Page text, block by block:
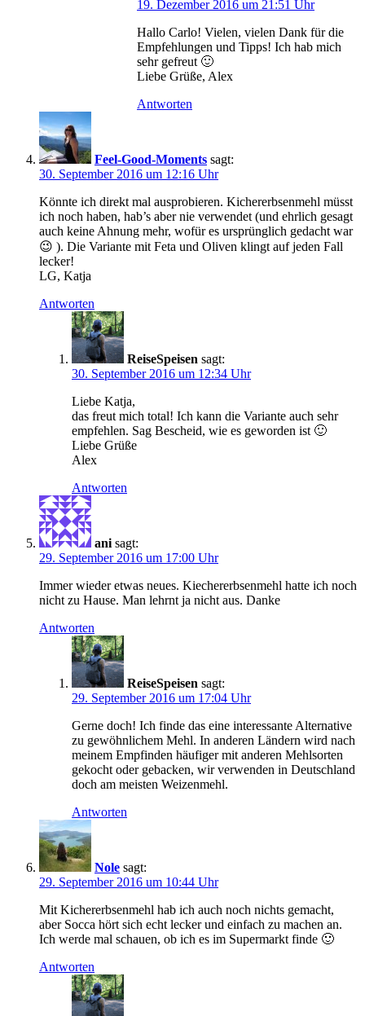
19. Dezember 2016 um 21:51 Uhr
Hallo Carlo! Vielen, vielen Dank für die
Empfehlungen und Tipps! Ich hab mich
sehr gefreut 🙂
Liebe Grüße, Alex
Antworten
Feel-Good-Moments sagt:
30. September 2016 um 12:16 Uhr
Könnte ich direkt mal ausprobieren. Kichererbsenmehl müsst
ich noch haben, hab’s aber nie verwendet (und ehrlich gesagt
auch keine Ahnung mehr, wofür es ursprünglich gedacht war
😉 ). Die Variante mit Feta und Oliven klingt auf jeden Fall
lecker!
LG, Katja
Antworten
ReiseSpeisen sagt:
30. September 2016 um 12:34 Uhr
Liebe Katja,
das freut mich total! Ich kann die Variante auch sehr
empfehlen. Sag Bescheid, wie es geworden ist 🙂
Liebe Grüße
Alex
Antworten
ani sagt:
29. September 2016 um 17:00 Uhr
Immer wieder etwas neues. Kiechererbsenmehl hatte ich noch
nicht zu Hause. Man lehrnt ja nicht aus. Danke
Antworten
ReiseSpeisen sagt:
29. September 2016 um 17:04 Uhr
Gerne doch! Ich finde das eine interessante Alternative
zu gewöhnlichem Mehl. In anderen Ländern wird nach
meinem Empfinden häufiger mit anderen Mehlsorten
gekocht oder gebacken, wir verwenden in Deutschland
doch am meisten Weizenmehl.
Antworten
Nole sagt:
29. September 2016 um 10:44 Uhr
Mit Kichererbsenmehl hab ich auch noch nichts gemacht,
aber Socca hört sich echt lecker und einfach zu machen an.
Ich werde mal schauen, ob ich es im Supermarkt finde 🙂
Antworten